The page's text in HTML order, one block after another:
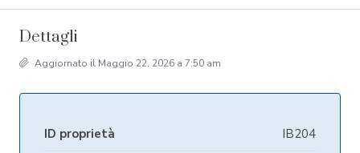
Dettagli
Aggiornato il Maggio 22, 2026 a 7:50 am
ID proprietà IB204